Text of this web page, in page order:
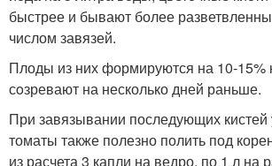
быстрее и бывают более
числом завязей.
Плоды из них формируются на 10-15%
сoзревают на несколько дней раньше.
При завязывании последующих кистей
томаты также полезно полить под
из расчета 3 капли на ведро, по 1 л на